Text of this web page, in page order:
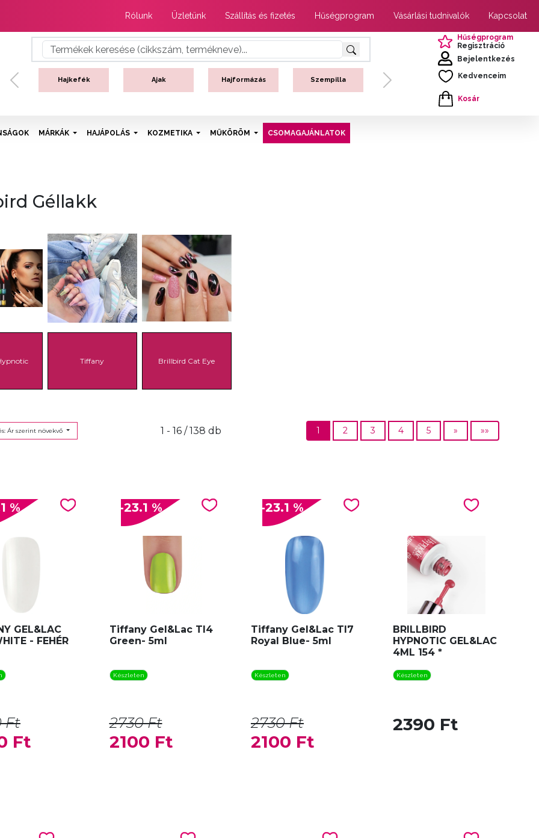
Rólunk Üzletünk Szállítás és fizetés Hűségprogram Vásárlási tudnivalók Kapcsolat
Hajkefék Ajak Hajformázás Szempilla
Previous Next
Hűségprogram
Regisztráció
Bejelentkezés
Kedvenceim
Kosár
MÁRKÁK HAJÁPOLÁS KOZMETIKA MŰKÖRÖM CSOMAGAJÁNLATOK
Géllakk
Tiffany Brillbird Cat Eye
Ár szerint növekvő 1 - 16 / 138 db 1 2 3 4 5 » »»
%
GEL&LAC
- FEHÉR
Ft
Ft
-23.1 %
Tiffany Gel&Lac TI4
Green- 5ml
Készleten
2730 Ft
2100 Ft
-23.1 %
Tiffany Gel&Lac TI7
Royal Blue- 5ml
Készleten
2730 Ft
2100 Ft
BRILLBIRD
HYPNOTIC GEL&LAC
4ML 154 *
Készleten
2390 Ft